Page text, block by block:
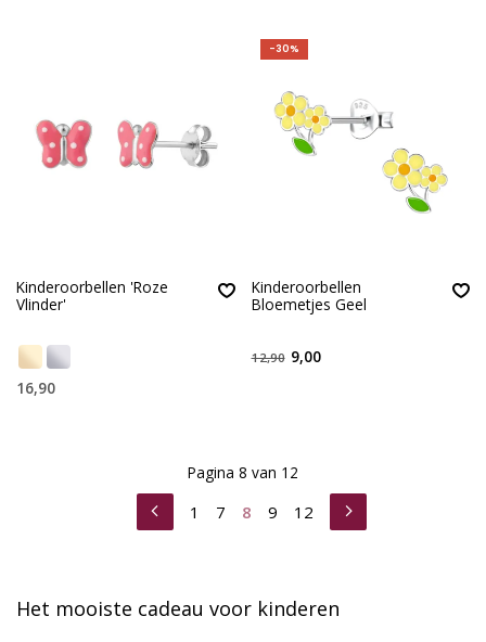
Kinderoorbellen 'Roze
Vlinder'
16,90
-30%
Kinderoorbellen
Bloemetjes Geel
12,90 9,00
1 7 8 9 12
Pagina 8 van 12
Het mooiste cadeau voor kinderen